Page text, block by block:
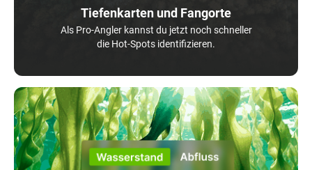
Tiefenkarten und Fangorte
Als Pro-Angler kannst du jetzt noch schneller
die Hot-Spots identifizieren.